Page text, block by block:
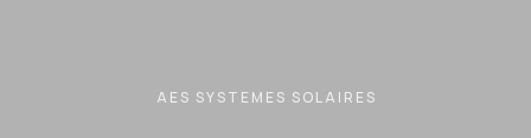
AES SYSTEMES SOLAIRES